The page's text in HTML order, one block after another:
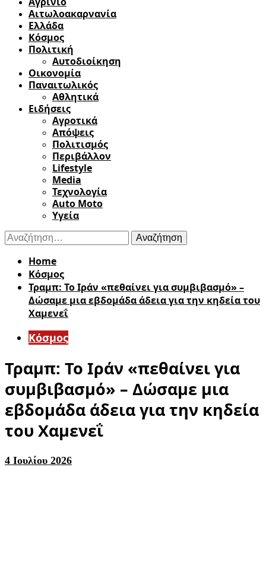
Αιτωλοακαρνανία
Ελλάδα
Κόσμος
Πολιτική
Αυτοδιοίκηση
Οικονομία
Παναιτωλικός
Αθλητικά
Ειδήσεις
Αγροτικά
Απόψεις
Πολιτισμός
Περιβάλλον
Lifestyle
Media
Τεχνολογία
Auto Moto
Υγεία
Αναζήτηση
για:
Home
Κόσμος
Τραμπ: Το Ιράν «πεθαίνει για συμβιβασμό» –
Δώσαμε μια εβδομάδα άδεια για την κηδεία του
Χαμενεΐ
Κόσμος
Τραμπ: Το Ιράν «πεθαίνει για
συμβιβασμό» – Δώσαμε μια
εβδομάδα άδεια για την κηδεία
του Χαμενεΐ
4 Ιουλίου 2026